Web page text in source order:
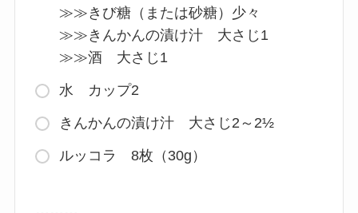
≫≫きび糖（または砂糖）少々
≫≫きんかんの漬け汁 大さじ1
≫≫酒 大さじ1
水 カップ2
きんかんの漬け汁 大さじ2～2½
ルッコラ 8枚（30g）